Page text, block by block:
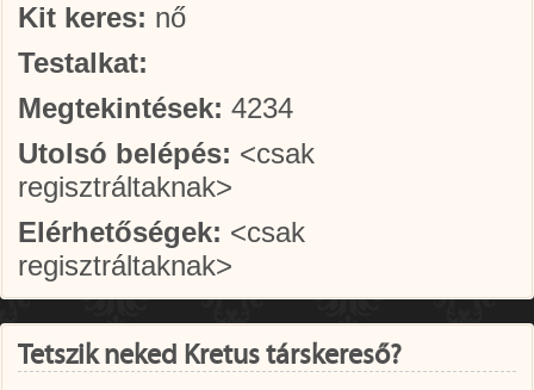
Kit keres: nő
Testalkat:
Megtekintések: 4234
Utolsó belépés: <csak
regisztráltaknak>
Elérhetőségek: <csak
regisztráltaknak>
Tetszik neked Kretus társkereső?